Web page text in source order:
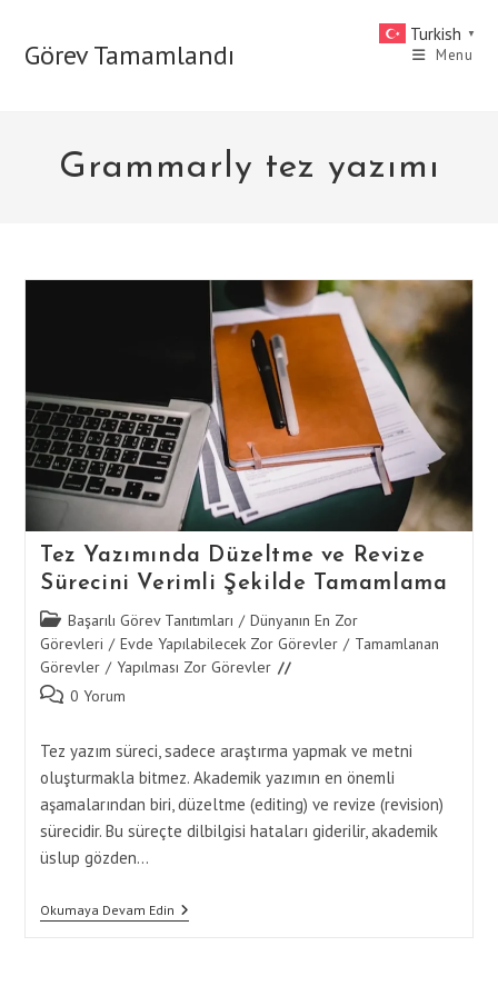
contentGörev Tamamlandı Menu
Grammarly tez yazımı
Tez Yazımında Düzeltme ve Revize
Sürecini Verimli Şekilde Tamamlama
Post
category:
Başarılı Görev Tanıtımları / Dünyanın En Zor
Görevleri / Evde Yapılabilecek Zor Görevler / Tamamlanan
Görevler / Yapılması Zor Görevler
Post 0 Yorum
Tez yazım süreci, sadece araştırma yapmak ve metni
oluşturmakla bitmez. Akademik yazımın en önemli
aşamalarından biri, düzeltme (editing) ve revize (revision)
sürecidir. Bu süreçte dilbilgisi hataları giderilir, akademik
üslup gözden…
Okumaya Devam EdinTez
Yazımında
Turkish ▼